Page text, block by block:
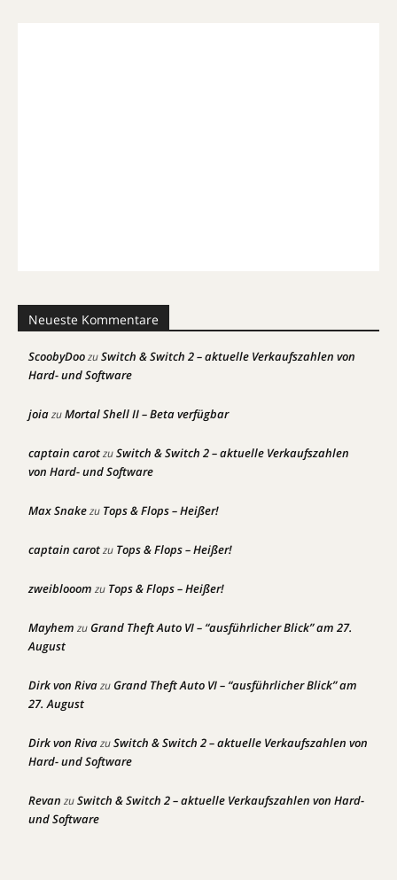
Neueste Kommentare
ScoobyDoozuSwitch & Switch 2 – aktuelle Verkaufszahlen von
Hard- und Software
joiazuMortal Shell II – Beta verfügbar
captain carotzuSwitch & Switch 2 – aktuelle Verkaufszahlen
von Hard- und Software
Max Snakezu Tops & Flops – Heißer!
captain carotzu Tops & Flops – Heißer!
zweiblooom zu Tops & Flops – Heißer!
Mayhem zuGrand Theft Auto VI – “ausführlicher Blick” am 27.
August
Dirk von RivazuGrand Theft Auto VI – “ausführlicher Blick” am
27. August
Dirk von RivazuSwitch & Switch 2 – aktuelle Verkaufszahlen von
Hard- und Software
Revan zuSwitch & Switch 2 – aktuelle Verkaufszahlen von Hard-
und Software